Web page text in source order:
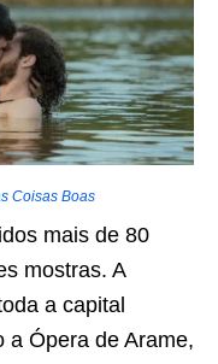
Coisas Boas
mais de 80
mostras. A
a capital
a Ópera de Arame,